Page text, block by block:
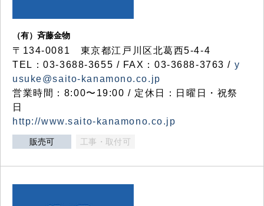
（有）斉藤金物
〒134-0081 東京都江戸川区北葛西5-4-4
TEL：03-3688-3655 / FAX：03-3688-3763 / y
usuke@saito-kanamono.co.jp
営業時間：8:00〜19:00 / 定休日：日曜日・祝祭
日
http://www.saito-kanamono.co.jp
販売可 工事・取付可